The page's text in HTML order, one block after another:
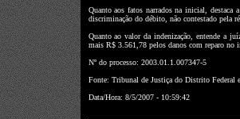
Quanto aos fatos narrados na inicial, destaca
discriminação do débito, não contestado pela
Quanto ao valor da indenização, entende a
mais R$ 3.561,78 pelos danos com reparo no
Nº do processo: 2003.01.1.007347-5
Fonte: Tribunal de Justiça do Distrito Federal
Data/Hora: 8/5/2007 - 10:59:42